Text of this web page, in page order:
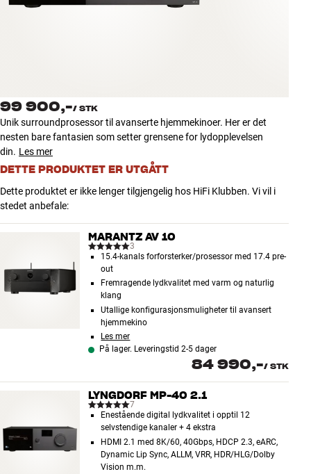
NYHETER
TILBUD
Finn Butikk
Kundeservice
99 900,-/ STK
Unik surroundprosessor til avanserte hjemmekinoer. Her er det
nesten bare fantasien som setter grensene for lydopplevelsen
din. Les mer
DETTE PRODUKTET ER UTGÅTT
Dette produktet er ikke lenger tilgjengelig hos HiFi Klubben. Vi vil i
stedet anbefale:
MARANTZ AV 10
3
15.4-kanals forforsterker/prosessor med 17.4 pre-
out
Fremragende lydkvalitet med varm og naturlig
klang
Utallige konfigurasjonsmuligheter til avansert
hjemmekino
Les mer
På lager. Leveringstid 2-5 dager
84 990,-/ STK
LYNGDORF MP-40 2.1
7
Enestående digital lydkvalitet i opptil 12
selvstendige kanaler + 4 ekstra
HDMI 2.1 med 8K/60, 40Gbps, HDCP 2.3, eARC,
Dynamic Lip Sync, ALLM, VRR, HDR/HLG/Dolby
Vision m.m.